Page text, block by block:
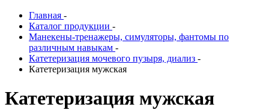
Главная -
Каталог продукции -
Манекены-тренажеры, симуляторы, фантомы по
различным навыкам -
Катетеризация мочевого пузыря, диализ -
Катетеризация мужская
Катетеризация мужская